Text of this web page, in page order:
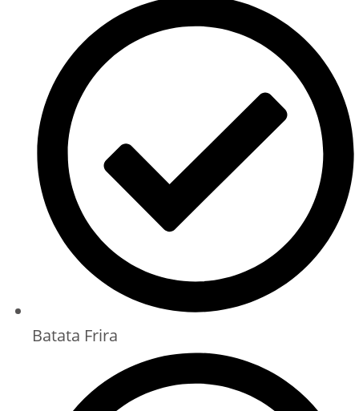
Batata Frira